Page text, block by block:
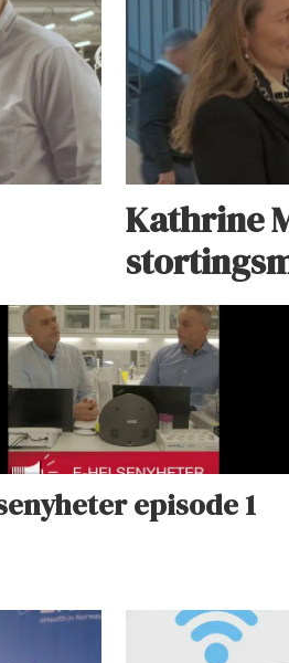
Kathrine
episode 1